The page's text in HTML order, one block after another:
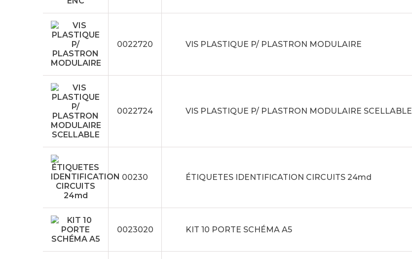
0022720 VIS PLASTIQUE P/ PLASTRON MODULAIRE
0022724 VIS PLASTIQUE P/ PLASTRON MODULAIRE SCELLABLE
00230 ÉTIQUETES IDENTIFICATION CIRCUITS 24md
0023020 KIT 10 PORTE SCHÉMA A5